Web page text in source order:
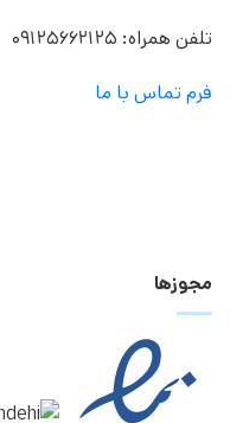
تلفن همراه: 09125662125
فرم تماس با ما
مجوزها